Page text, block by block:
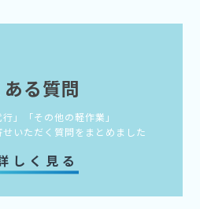
る質問
行」「その他の軽作業」
いただく質問をまとめました
しく見る